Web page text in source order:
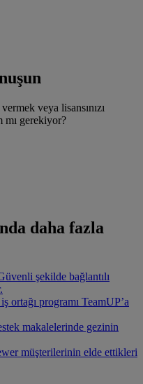
veya lisansınızı
mı gerekiyor?
daha fazla
şekilde bağlantılı
ortağı programı TeamUP’a
makalelerinde gezinin
müşterilerinin elde ettikleri